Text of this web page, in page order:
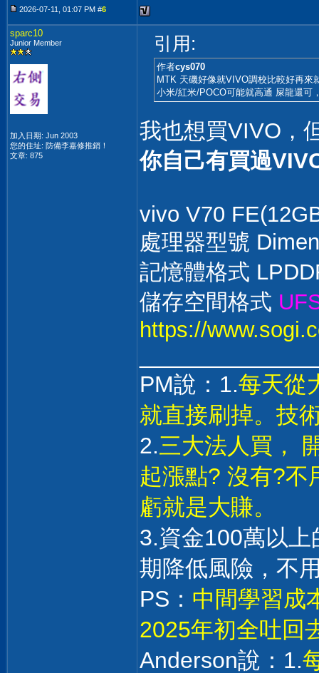
2026-07-11, 01:07 PM #6
sparc10
Junior Member
加入日期: Jun 2003
您的住址: 防備李嘉修推銷！
文章: 875
引用:
作者cys070
MTK 天磯好像就VIVO調校比較好再來
小米/紅米/POCO可能就高通 屎龍還可
我也想買VIVO，
你自己有買過
vivo V70
處理器型號
記憶體格式
儲存空間格式
https://
PM說：1.每天從
就直接刷掉。技
2.三大法人買，
起漲點? 沒有?不
虧就是大賺。
3.資金100萬以
期降低風險，不
PS： 中間學習成
2025年初全吐回
Anderson說：1.